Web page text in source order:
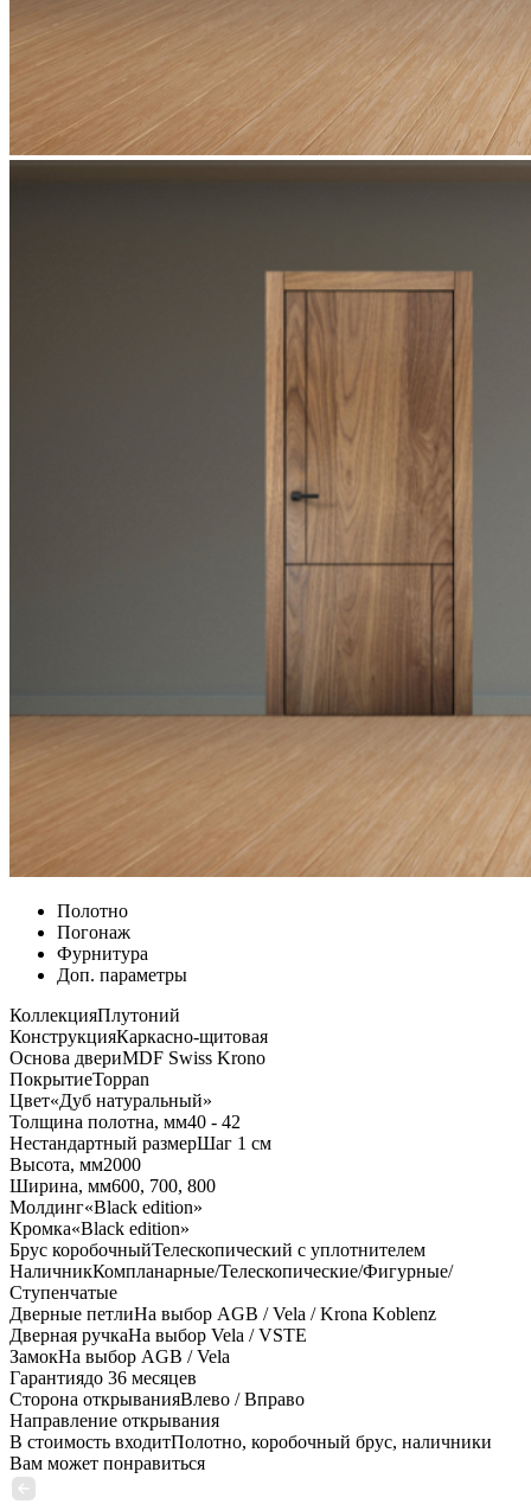
Полотно
Погонаж
Фурнитура
Доп. параметры
КоллекцияПлутоний
КонструкцияКаркасно-щитовая
Основа двериMDF Swiss Krono
ПокрытиеToppan
Цвет«Дуб натуральный»
Толщина полотна, мм40 - 42
Нестандартный размерШаг 1 см
Высота, мм2000
Ширина, мм600, 700, 800
Молдинг«Black edition»
Кромка«Black edition»
Брус коробочныйТелескопический с уплотнителем
НаличникКомпланарные/Телескопические/Фигурные/
Ступенчатые
Дверные петлиНа выбор AGB / Vela / Krona Koblenz
Дверная ручкаНа выбор Vela / VSTE
ЗамокНа выбор AGB / Vela
Гарантиядо 36 месяцев
Сторона открыванияВлево / Вправо
Направление открывания
В стоимость входитПолотно, коробочный брус, наличники
Вам может понравиться